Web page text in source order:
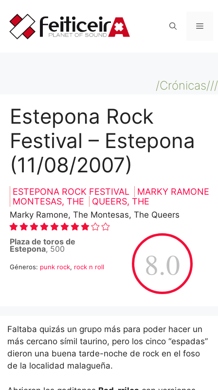
contenido
/Crónicas///
Estepona Rock
Festival – Estepona
(11/08/2007)
ESTEPONA ROCK FESTIVAL
MARKY RAMONE
MONTESAS, THE
QUEERS, THE
Marky Ramone, The Montesas, The Queers
8.0
Plaza de toros de
Estepona, 500
Géneros: punk rock, rock n roll
Faltaba quizás un grupo más para poder hacer un
más cercano símil taurino, pero los cinco “espadas”
dieron una buena tarde-noche de rock en el foso
de la localidad malagueña.